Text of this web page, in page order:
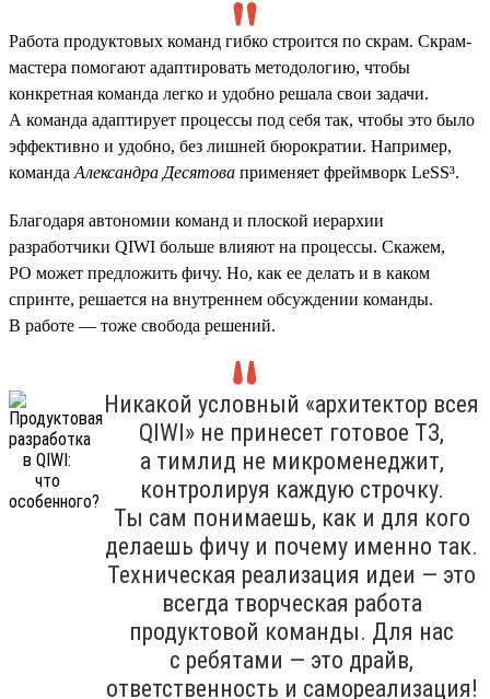
Работа продуктовых команд гибко строится по скрам. Скрам-
мастера помогают адаптировать методологию, чтобы
конкретная команда легко и удобно решала свои задачи.
А команда адаптирует процессы под себя так, чтобы это было
эффективно и удобно, без лишней бюрократии. Например,
команда Александра Десятова применяет фреймворк LeSS³.
Благодаря автономии команд и плоской иерархии
разработчики QIWI больше влияют на процессы. Скажем,
PO может предложить фичу. Но, как ее делать и в каком
спринте, решается на внутреннем обсуждении команды.
В работе — тоже свобода решений.
Никакой условный «архитектор всея
QIWI» не принесет готовое ТЗ,
а тимлид не микроменеджит,
контролируя каждую строчку.
Ты сам понимаешь, как и для кого
делаешь фичу и почему именно так.
Техническая реализация идеи — это
всегда творческая работа
продуктовой команды. Для нас
с ребятами — это драйв,
ответственность и самореализация!